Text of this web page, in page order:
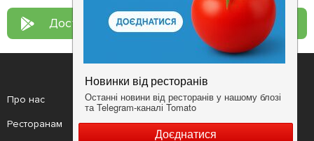
Доступно у Google Play
Про нас
Ресторанам
Рецепт дня
Новини